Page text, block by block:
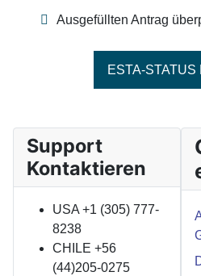
Ausgefüllten Antrag
ESTA-STATUS
Support
Kontaktieren
USA +1 (305) 777-
8238
CHILE +56
(44)205-0275